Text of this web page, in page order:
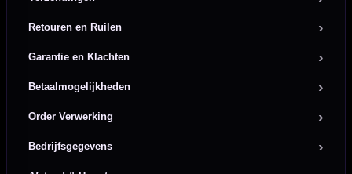
Retouren en Ruilen
Garantie en Klachten
Betaalmogelijkheden
Order Verwerking
Bedrijfsgegevens